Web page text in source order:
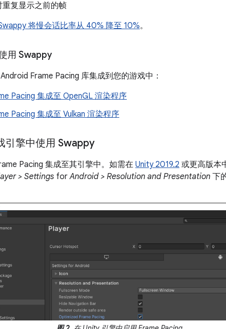
复显示之前的帧
将慢会话比率从 40% 降至 10%。
用 Swappy
Frame Pacing 库集成到您的游戏中：
Pacing 集成至 OpenGL 渲染程序
Pacing 集成至 Vulkan 渲染程序
引擎中使用 Swappy
Pacing 集成至其引擎中。如需在 Unity 2019.2 或更高版本
> Settings forAndroid > Resolution and Presentation 下